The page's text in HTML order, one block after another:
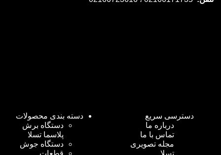
دسترسی سریع
درباره ما
تماس با ما
مجله تصویری
دسته بندی محصولات
دستگاه برش
پلاسما تسلا
دستگاه جوش